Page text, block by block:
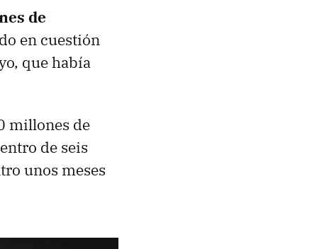
de
en cuestión
que había
millones de
de seis
unos meses